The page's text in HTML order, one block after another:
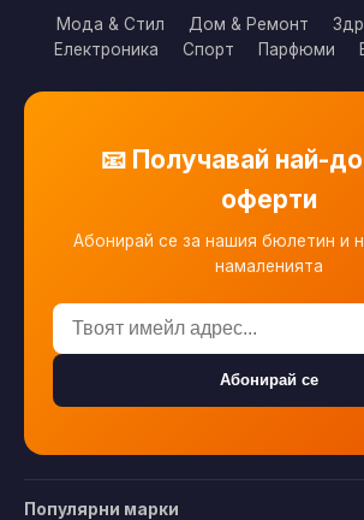
Мода & Стил Дом & Ремонт
Електроника
Спорт Парфюми
📧 Получавай най-
оферти
Абонирай се за нашия бюлетин и
намаленията
Абонирай се
Популярни марки